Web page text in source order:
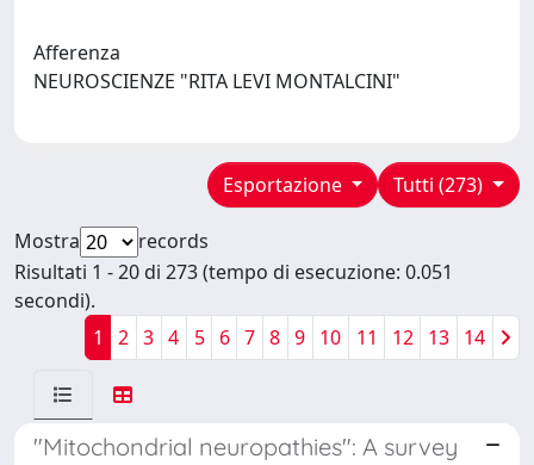
Afferenza
NEUROSCIENZE "RITA LEVI MONTALCINI"
Tutti (273)
Esportazione
Mostra
records
Risultati 1 - 20 di 273 (tempo di esecuzione: 0.051
secondi).
1
2 3 4 5 6 7 8 9 10 11 12 13 14
"Mitochondrial neuropathies": A survey